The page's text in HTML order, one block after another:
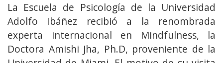
La Escuela de Psicología de la Universidad
Adolfo Ibáñez recibió a la renombrada
experta internacional en Mindfulness, la
Doctora Amishi Jha, Ph.D, proveniente de la